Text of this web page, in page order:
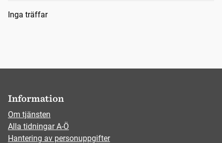
Sökresultat
Inga träffar
Information
Om tjänsten
Alla tidningar A-Ö
Hantering av personuppgifter